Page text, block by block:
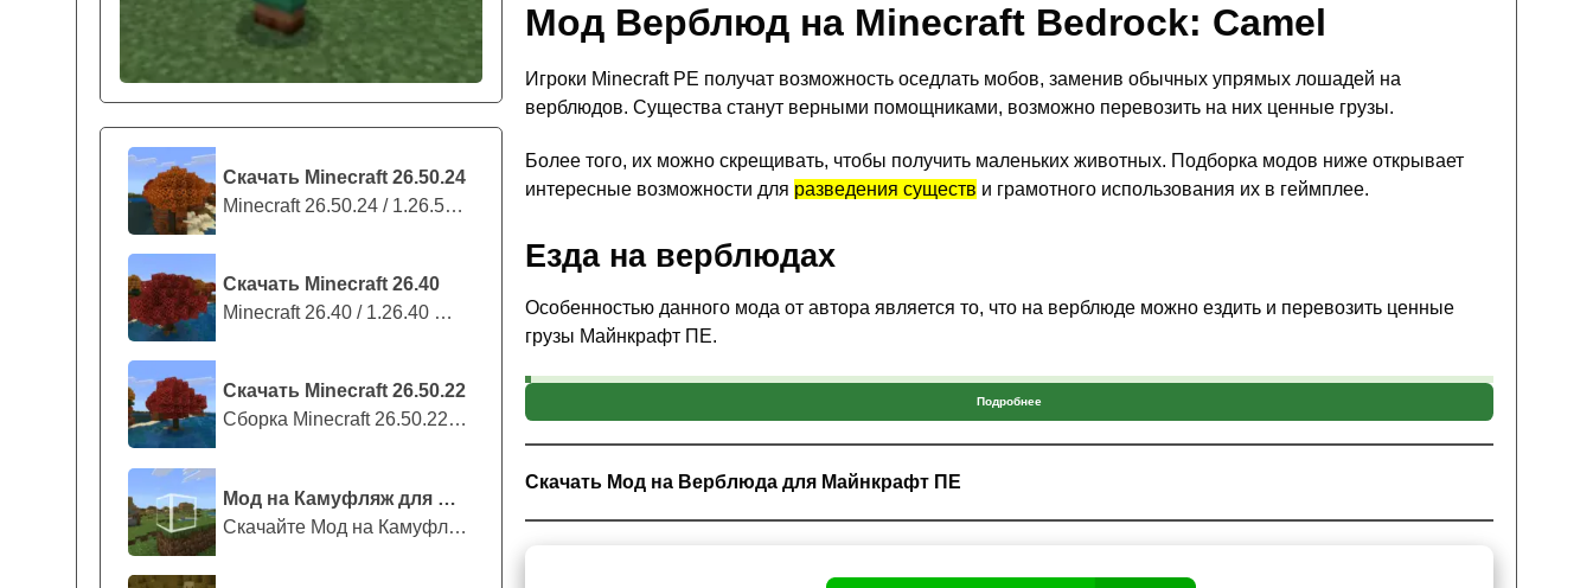
Скачать Minecraft 26.50.24
Minecraft 26.50.24 / 1.26.50.24 предс...
Скачать Minecraft 26.40
Minecraft 26.40 / 1.26.40 — стабильны...
Скачать Minecraft 26.50.22
Сборка Minecraft 26.50.22 / 1.26.50.2...
Мод на Камуфляж для Майнкрафт ПЕ
Скачайте Мод на Камуфляж на Майнкрафт...
Мод Верблюд на Minecraft Bedrock: Camel
Игроки Minecraft PE получат возможность оседлать мобов, заменив обычных упрямых лошадей на
верблюдов. Существа станут верными помощниками, возможно перевозить на них ценные грузы.
Более того, их можно скрещивать, чтобы получить маленьких животных. Подборка модов ниже открывает
интересные возможности для разведения существ и грамотного использования их в геймплее.
Езда на верблюдах
Особенностью данного мода от автора является то, что на верблюде можно ездить и перевозить ценные
грузы Майнкрафт ПЕ.
Стоит отметить, что мобы медленны, но становятся более полезными, когда на них устанавливают до
27 слотов инвентаря.
Это безусловно делает их идеальными для хранения и перевозки ресурсов на дальние расстояния. Однако,
Подробнее
Скачать Мод на Верблюда для Майнкрафт ПЕ